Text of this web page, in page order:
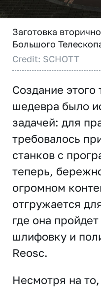
Заготовка
Большого
Credit: SCHOTT
Создание этого
шедевра было
задачей: для
требовалось
станков с
теперь,
огромном
отгружается
где она
шлифовку и
Reosc.
Несмотря на